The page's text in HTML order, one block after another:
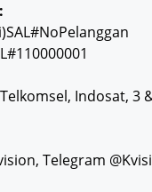
Indosat, 3
Telegram